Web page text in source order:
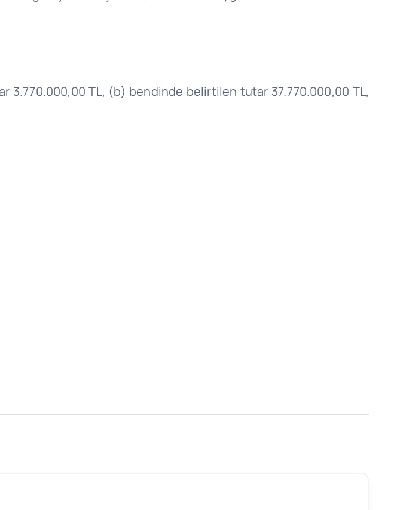
3.770.000,00 TL, (b) bendinde belirtilen tutar 37.770.000,00 TL,